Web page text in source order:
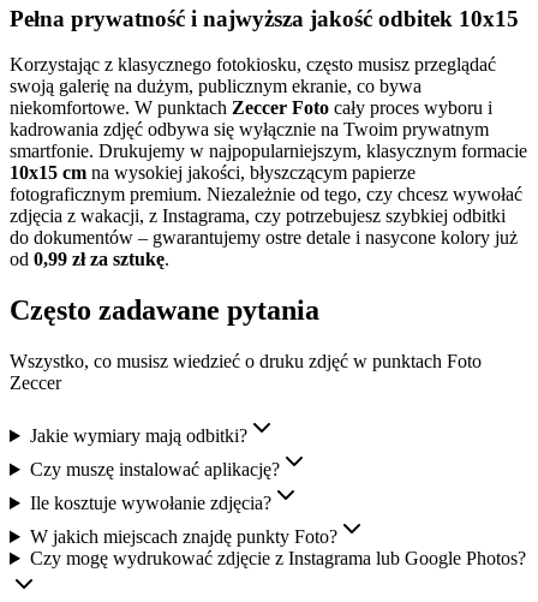
Pełna prywatność i najwyższa jakość odbitek 10x15
Korzystając z klasycznego fotokiosku, często musisz przeglądać
swoją galerię na dużym, publicznym ekranie, co bywa
niekomfortowe. W punktach Zeccer Foto cały proces wyboru i
kadrowania zdjęć odbywa się wyłącznie na Twoim prywatnym
smartfonie. Drukujemy w najpopularniejszym, klasycznym formacie
10x15 cm na wysokiej jakości, błyszczącym papierze
fotograficznym premium. Niezależnie od tego, czy chcesz wywołać
zdjęcia z wakacji, z Instagrama, czy potrzebujesz szybkiej odbitki
do dokumentów – gwarantujemy ostre detale i nasycone kolory już
od 0,99 zł za sztukę.
Często zadawane pytania
Wszystko, co musisz wiedzieć o druku zdjęć w punktach Foto
Zeccer
Jakie wymiary mają odbitki?
Czy muszę instalować aplikację?
Ile kosztuje wywołanie zdjęcia?
W jakich miejscach znajdę punkty Foto?
Czy mogę wydrukować zdjęcie z Instagrama lub Google Photos?